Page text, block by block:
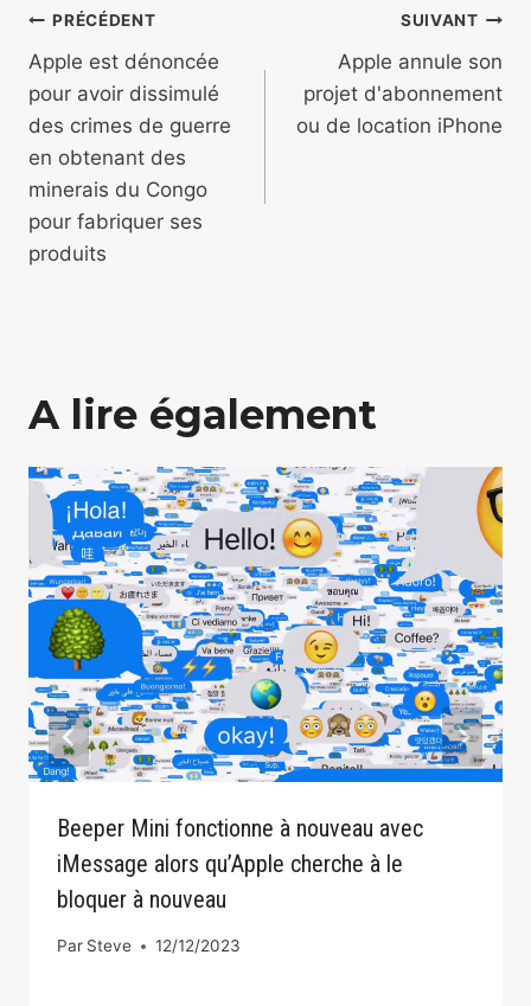
Navigation
de
l’article
PRÉCÉDENT
Apple est dénoncée
pour avoir dissimulé
des crimes de guerre
en obtenant des
minerais du Congo
pour fabriquer ses
produits
SUIVANT
Apple annule son
projet d'abonnement
ou de location iPhone
A lire également
Beeper Mini fonctionne à nouveau avec
iMessage alors qu’Apple cherche à le
bloquer à nouveau
Par Steve 12/12/2023